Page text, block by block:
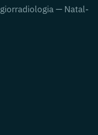
— Natal-